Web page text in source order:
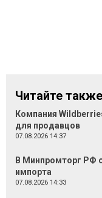
Читайте
Компания
для продавцов
07.08.2026 14:37
В Минпромторг РФ
импорта
07.08.2026 14:33